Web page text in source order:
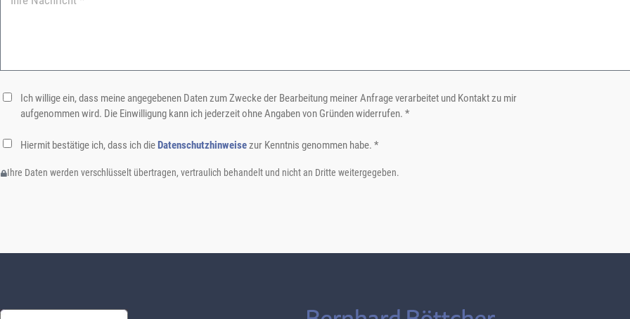
Ich willige ein, dass meine angegebenen Daten zum Zwecke der Bearbeitung meiner Anfrage verarbeitet und Kontakt zu mir
aufgenommen wird. Die Einwilligung kann ich jederzeit ohne Angaben von Gründen widerrufen. *
Hiermit bestätige ich, dass ich dieDatenschutzhinweisezur Kenntnis genommen habe. *
Ihre Daten werden verschlüsselt übertragen, vertraulich behandelt und nicht an Dritte weitergegeben.